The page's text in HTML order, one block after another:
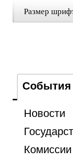
Размер
События
Новости